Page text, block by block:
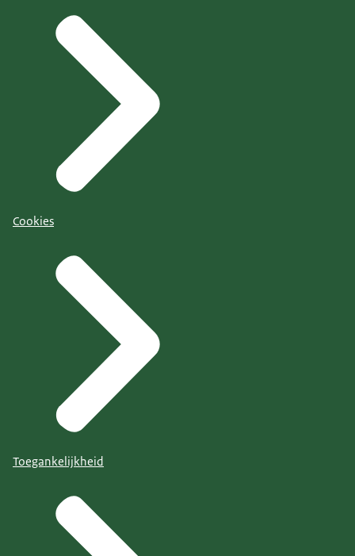
Cookies
Toegankelijkheid